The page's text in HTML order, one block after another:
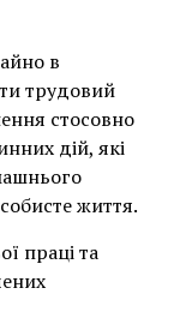
в
трудовий
стосовно
дій, які
життя.
праці та